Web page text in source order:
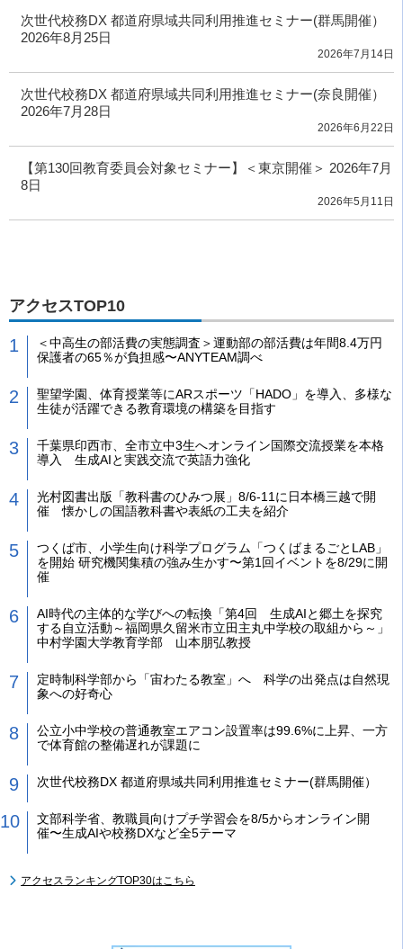
次世代校務DX 都道府県域共同利用推進セミナー(群馬開催）
2026年8月25日
2026年7月14日
次世代校務DX 都道府県域共同利用推進セミナー(奈良開催）
2026年7月28日
2026年6月22日
【第130回教育委員会対象セミナー】＜東京開催＞ 2026年7月
8日
2026年5月11日
アクセスTOP10
＜中高生の部活費の実態調査＞運動部の部活費は年間8.4万円
保護者の65％が負担感〜ANYTEAM調べ
聖望学園、体育授業等にARスポーツ「HADO」を導入、多様な
生徒が活躍できる教育環境の構築を目指す
千葉県印西市、全市立中3生へオンライン国際交流授業を本格
導入 生成AIと実践交流で英語力強化
光村図書出版「教科書のひみつ展」8/6-11に日本橋三越で開
催 懐かしの国語教科書や表紙の工夫を紹介
つくば市、小学生向け科学プログラム「つくばまるごとLAB」
を開始 研究機関集積の強み生かす〜第1回イベントを8/29に開
催
AI時代の主体的な学びへの転換「第4回 生成AIと郷土を探究
する自立活動～福岡県久留米市立田主丸中学校の取組から～」
中村学園大学教育学部 山本朋弘教授
定時制科学部から「宙わたる教室」へ 科学の出発点は自然現
象への好奇心
公立小中学校の普通教室エアコン設置率は99.6%に上昇、一方
で体育館の整備遅れが課題に
次世代校務DX 都道府県域共同利用推進セミナー(群馬開催）
文部科学省、教職員向けプチ学習会を8/5からオンライン開
催〜生成AIや校務DXなど全5テーマ
アクセスランキングTOP30はこちら